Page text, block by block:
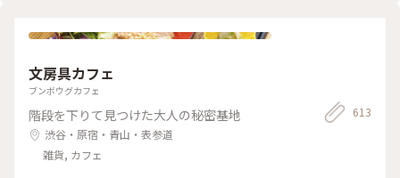
文房具カフェ
ブンボウグカフェ
階段を下りて見つけた大人の秘密基地
渋谷・原宿・青山・表参道
雑貨, カフェ
613